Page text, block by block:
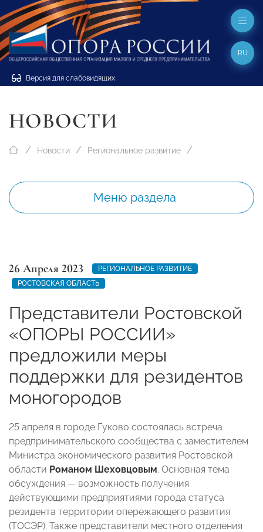
Версия для слабовидящих
RU
НОВОСТИ
Новости Региональное развитие
Меню раздела
26 Апреля 2023
РЕГИОНАЛЬНОЕ РАЗВИТИЕ
РОСТОВСКАЯ ОБЛАСТЬ
Представители Ростовской
«ОПОРЫ РОССИИ»
предложили меры
поддержки для резидентов
моногородов
25 апреля в городе Гуково состоялась встреча
предпринимательского сообщества с заместителем
Министра экономического развития Ростовской
области Романом Шеховцовым. Основная тема
обсуждения — возможность получения
действующими предприятиями города статуса
резидента территории опережающего развития
(ТОСЭР). Также представители местного отделения